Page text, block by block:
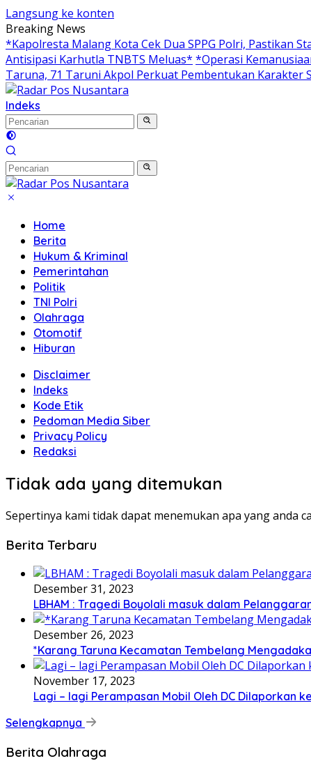
Langsung ke konten
Breaking News
*Kapolresta Malang Kota Cek Dua SPPG Polri, Pastikan
Antisipasi Karhutla TNBTS Meluas* *Operasi
Taruna, 71 Taruni Akpol Perkuat Pembentukan Karakter
Indeks
Home
Berita
Hukum & Kriminal
Pemerintahan
Politik
TNI Polri
Olahraga
Otomotif
Hiburan
Disclaimer
Indeks
Kode Etik
Pedoman Media Siber
Privacy Policy
Redaksi
Tidak ada yang ditemukan
Sepertinya kami tidak dapat menemukan apa yang anda
Berita Terbaru
Desember 31, 2023
LBHAM : Tragedi Boyolali masuk dalam
Desember 26, 2023
*Karang Taruna Kecamatan Tembelang
November 17, 2023
Lagi – lagi Perampasan Mobil Oleh DC Dilaporkan
Selengkapnya
Berita Olahraga